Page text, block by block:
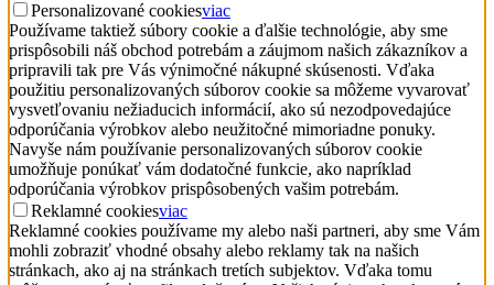
Personalizované cookiesviac
Používame taktiež súbory cookie a ďalšie technológie, aby sme
prispôsobili náš obchod potrebám a záujmom našich zákazníkov a
pripravili tak pre Vás výnimočné nákupné skúsenosti. Vďaka
použitiu personalizovaných súborov cookie sa môžeme vyvarovať
vysvetľovaniu nežiaducich informácií, ako sú nezodpovedajúce
odporúčania výrobkov alebo neužitočné mimoriadne ponuky.
Navyše nám používanie personalizovaných súborov cookie
umožňuje ponúkať vám dodatočné funkcie, ako napríklad
odporúčania výrobkov prispôsobených vašim potrebám.
Reklamné cookiesviac
Reklamné cookies používame my alebo naši partneri, aby sme Vám
mohli zobraziť vhodné obsahy alebo reklamy tak na našich
stránkach, ako aj na stránkach tretích subjektov. Vďaka tomu